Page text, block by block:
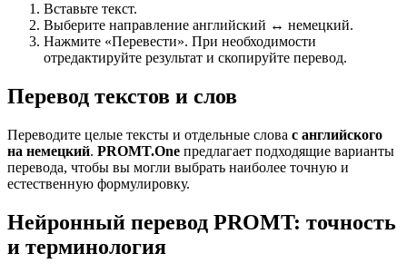
Вставьте текст.
Выберите направление английский ↔ немецкий.
Нажмите «Перевести». При необходимости
отредактируйте результат и скопируйте перевод.
Перевод текстов и слов
Переводите целые тексты и отдельные слова с английского
на немецкий. PROMT.One предлагает подходящие варианты
перевода, чтобы вы могли выбрать наиболее точную и
естественную формулировку.
Нейронный перевод PROMT: точность
и терминология